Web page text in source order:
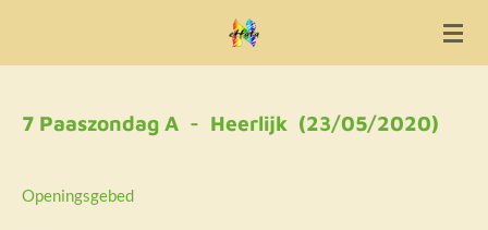
de7 Paaszondag A - Heerlijk (23/05/2020)
Openingsgebed